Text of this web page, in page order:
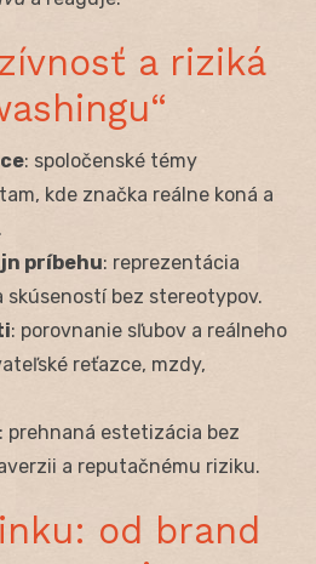
a riziká
: spoločenské témy
kde značka reálne koná a
príbehu: reprezentácia
bez stereotypov.
: porovnanie sľubov a reálneho
reťazce, mzdy,
: prehnaná estetizácia bez
a reputačnému riziku.
od brand